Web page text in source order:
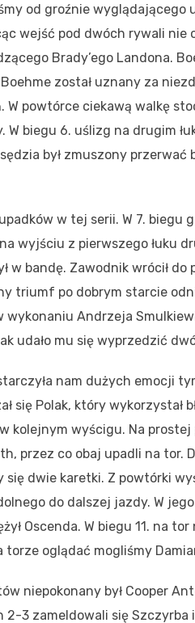
od groźnie wyglądającego
wejść pod dwóch rywali nie
Brady’ego Landona.
został uznany za
W powtórce ciekawą walkę
W biegu 6. uślizg na drugim
był zmuszony przerwać
w tej serii. W 7. biegu
wyjściu z pierwszego łuku
w bandę. Zawodnik wrócił
triumf po dobrym starcie
Andrzeja
udało mu się wyprzedzić
nam dużych emocji
się Polak, który wykorzystał
kolejnym wyścigu. Na
przez co obaj upadli na tor.
się dwie karetki. Z powtórki
do dalszej jazdy. W
Oscenda. W biegu 11. na
oglądać mogliśmy
niepokonany był Cooper
2-3 zameldowali się